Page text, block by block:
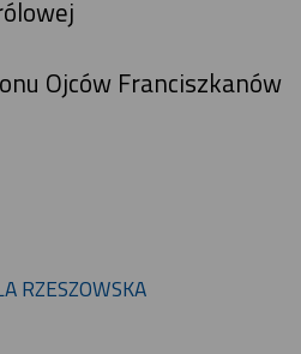
Ojców Franciszkanów
RZESZOWSKA